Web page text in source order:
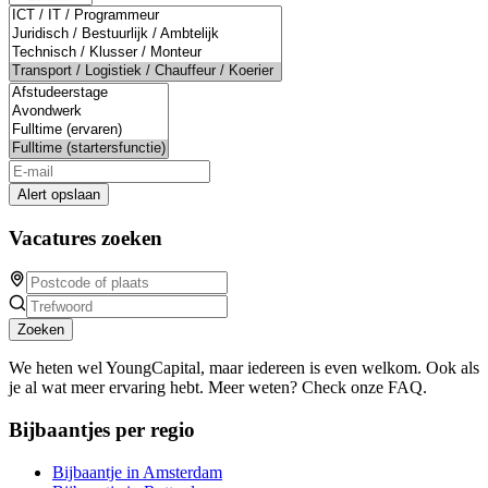
Alert opslaan
Vacatures zoeken
Zoeken
We heten wel YoungCapital, maar iedereen is even welkom. Ook als
je al wat meer ervaring hebt. Meer weten? Check onze FAQ.
Bijbaantjes per regio
Bijbaantje in Amsterdam